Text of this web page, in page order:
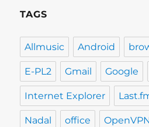
TAGS
Allmusic Android
E-PL2 Gmail Google
Internet Explorer
Nadal office